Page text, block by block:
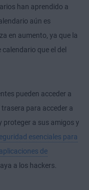
han aprendido a
aún es
en aumento, ya que la
que el del
pueden acceder a
para acceder a
proteger a sus amigos y
esenciales para
de
a los hackers.